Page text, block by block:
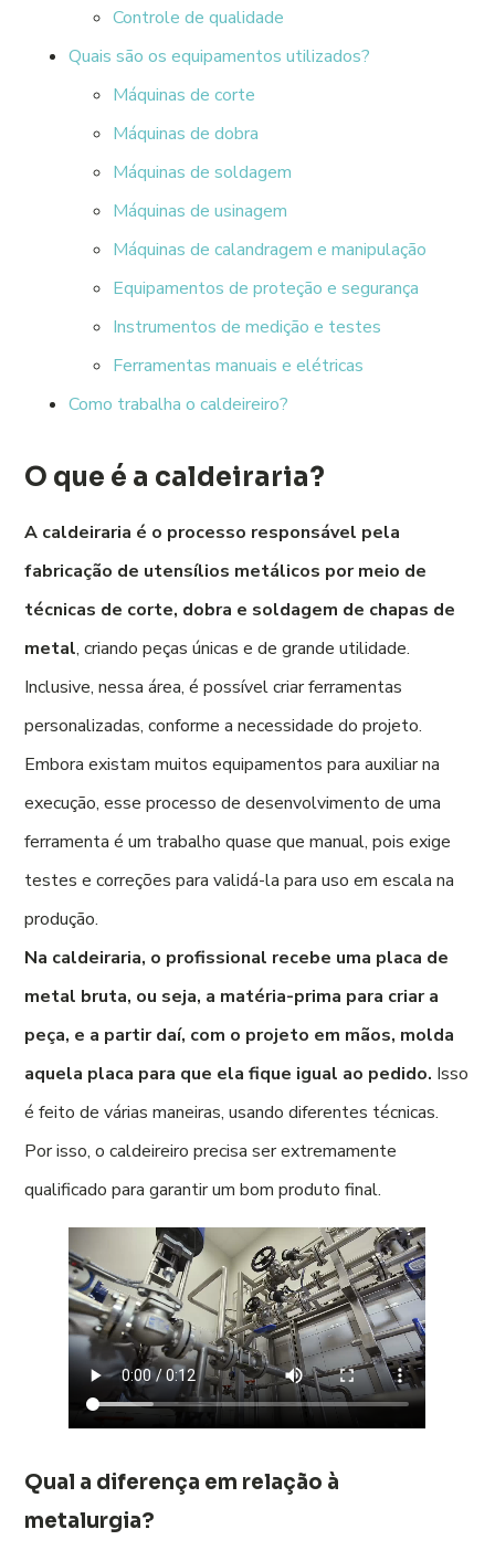
Controle de qualidade
Quais são os equipamentos utilizados?
Máquinas de corte
Máquinas de dobra
Máquinas de soldagem
Máquinas de usinagem
Máquinas de calandragem e manipulação
Equipamentos de proteção e segurança
Instrumentos de medição e testes
Ferramentas manuais e elétricas
Como trabalha o caldeireiro?
O que é a caldeiraria?
A caldeiraria é o processo responsável pela
fabricação de utensílios metálicos por meio de
técnicas de corte, dobra e soldagem de chapas de
metal, criando peças únicas e de grande utilidade.
Inclusive, nessa área, é possível criar ferramentas
personalizadas, conforme a necessidade do projeto.
Embora existam muitos equipamentos para auxiliar na
execução, esse processo de desenvolvimento de uma
ferramenta é um trabalho quase que manual, pois exige
testes e correções para validá-la para uso em escala na
produção.
Na caldeiraria, o profissional recebe uma placa de
metal bruta, ou seja, a matéria-prima para criar a
peça, e a partir daí, com o projeto em mãos, molda
aquela placa para que ela fique igual ao pedido. Isso
é feito de várias maneiras, usando diferentes técnicas.
Por isso, o caldeireiro precisa ser extremamente
qualificado para garantir um bom produto final.
Qual a diferença em relação à
metalurgia?